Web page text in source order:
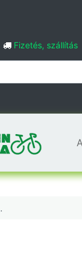
Fizetés, szállítás